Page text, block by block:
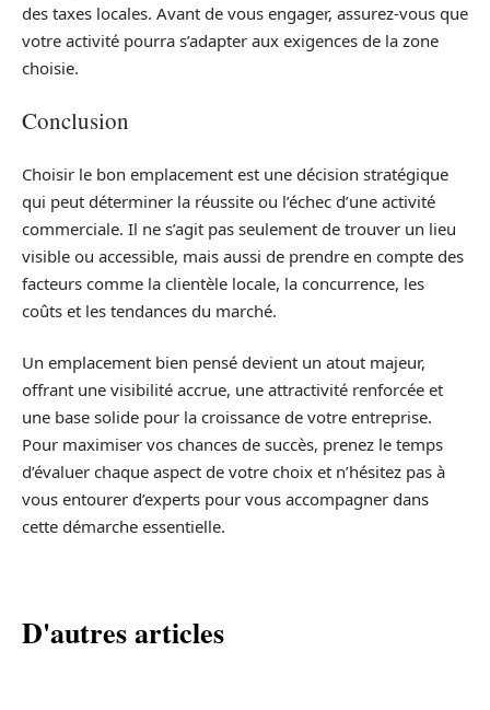
des taxes locales. Avant de vous engager, assurez-vous que
votre activité pourra s’adapter aux exigences de la zone
choisie.
Conclusion
Choisir le bon emplacement est une décision stratégique
qui peut déterminer la réussite ou l’échec d’une activité
commerciale. Il ne s’agit pas seulement de trouver un lieu
visible ou accessible, mais aussi de prendre en compte des
facteurs comme la clientèle locale, la concurrence, les
coûts et les tendances du marché.
Un emplacement bien pensé devient un atout majeur,
offrant une visibilité accrue, une attractivité renforcée et
une base solide pour la croissance de votre entreprise.
Pour maximiser vos chances de succès, prenez le temps
d’évaluer chaque aspect de votre choix et n’hésitez pas à
vous entourer d’experts pour vous accompagner dans
cette démarche essentielle.
D'autres articles